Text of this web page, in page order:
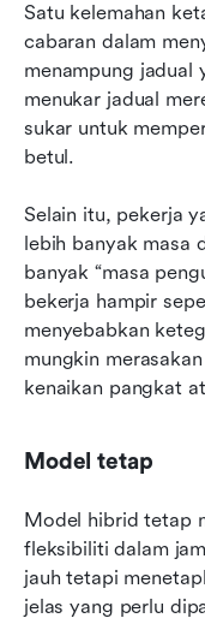
Satu kelemahan
cabaran dalam
menampung jadual
menukar jadual
sukar untuk
betul.
Selain itu, pekerja
lebih banyak masa
banyak “masa
bekerja hampir
menyebabkan
mungkin
kenaikan pangkat
Model tetap
Model hibrid tetap
fleksibiliti dalam
jauh tetapi
jelas yang perlu